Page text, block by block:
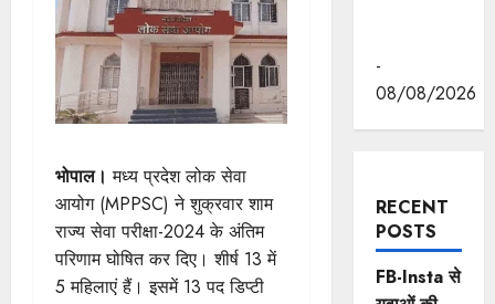
भोपाल।मध्य प्रदेश लोक सेवा
आयोग (MPPSC) ने शुक्रवार शाम
राज्य सेवा परीक्षा-2024 के अंतिम
परिणाम घोषित कर दिए। शीर्ष 13 में
5 महिलाएं हैं। इसमें 13 पद डिप्टी
-
08/08/2026
RECENT
POSTS
FB-Insta से